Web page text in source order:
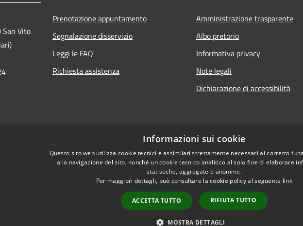
Vito
Prenotazione appuntamento
Segnalazione disservizio
Leggi le FAQ
Richiesta assistenza
Amministrazione trasparente
Albo pretorio
Informativa privacy
Note legali
Dichiarazione di accessibilità
Copyright © 2026 • Comune
Informazioni sui cookie
Questo sito web utilizza cookie tecnici e assimilati strettamente necessari al corretto
alla navigazione del sito, nonché un cookie tecnico analitico al solo fine di elaborare
statistiche, aggregate e anonime.
Per maggiori dettagli, può consultare la cookie policy al seguente link
ACCETTA TUTTO RIFIUTA TUTTO
MOSTRA DETTAGLI